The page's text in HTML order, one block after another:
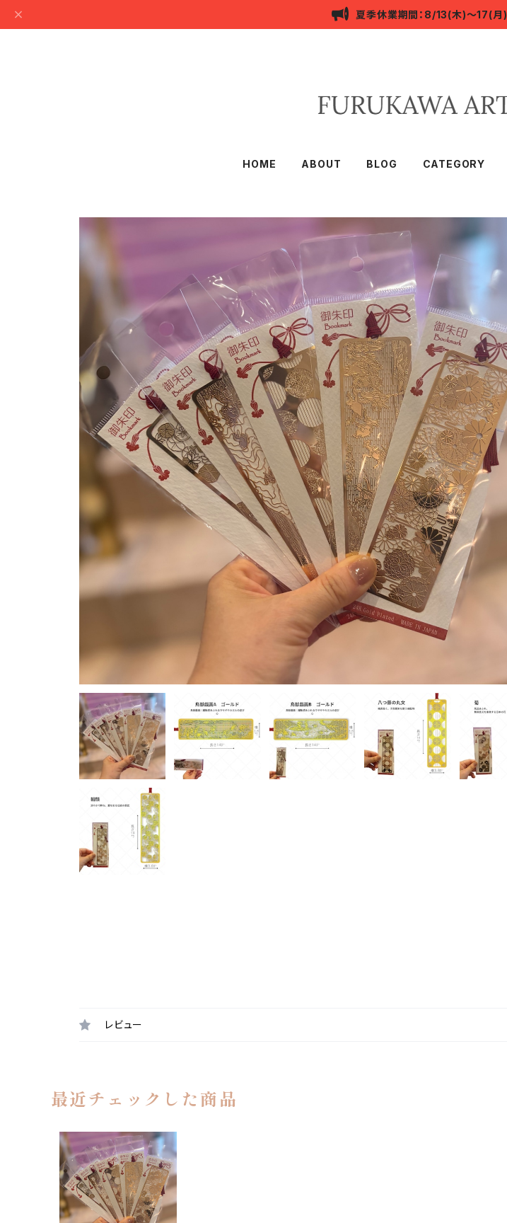
夏季休業期間：8/13(木)～17(月)
HOME ABOUT BLOG CATEGORY
レビュー
最近チェックした商品